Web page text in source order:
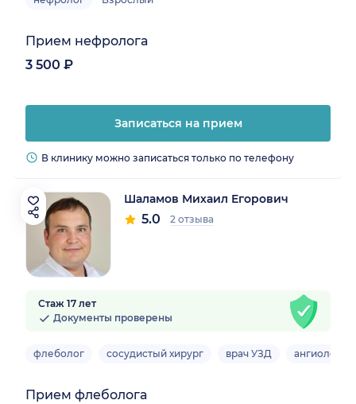
Прием нефролога
3 500 ₽
Записаться на прием
В клинику можно записаться только по телефону
Шаламов Михаил Егорович
5.0 2 отзыва
Стаж 17 лет
Документы проверены
флеболог сосудистый хирург врач УЗД ангиолог
Прием флеболога